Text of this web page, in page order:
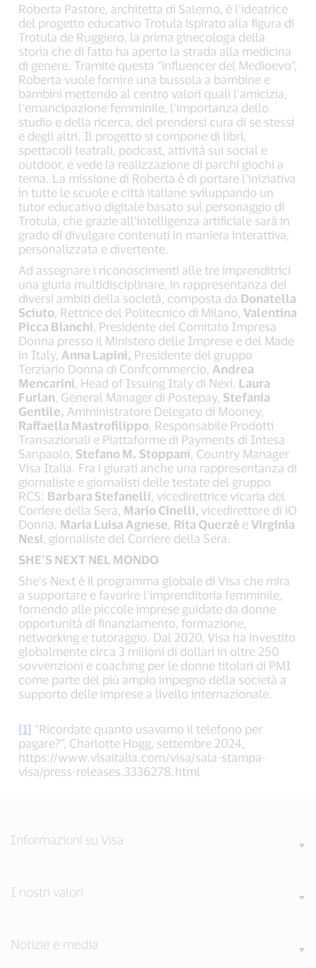
Roberta Pastore, architetta di Salerno, è l’ideatrice
del progetto educativo Trotula ispirato alla figura di
Trotula de Ruggiero, la prima ginecologa della
storia che di fatto ha aperto la strada alla medicina
di genere. Tramite questa “influencer del Medioevo”,
Roberta vuole fornire una bussola a bambine e
bambini mettendo al centro valori quali l’amicizia,
l’emancipazione femminile, l’importanza dello
studio e della ricerca, del prendersi cura di se stessi
e degli altri. Il progetto si compone di libri,
spettacoli teatrali, podcast, attività sui social e
outdoor, e vede la realizzazione di parchi giochi a
tema. La missione di Roberta è di portare l’iniziativa
in tutte le scuole e città italiane sviluppando un
tutor educativo digitale basato sul personaggio di
Trotula, che grazie all’intelligenza artificiale sarà in
grado di divulgare contenuti in maniera interattiva,
personalizzata e divertente.
Ad assegnare i riconoscimenti alle tre imprenditrici
una giuria multidisciplinare, in rappresentanza dei
diversi ambiti della società, composta da Donatella
Sciuto , Rettrice del Politecnico di Milano,Valentina
Picca Bianchi , Presidente del Comitato Impresa
Donna presso il Ministero delle Imprese e del Made
in Italy, Anna Lapini, Presidente del gruppo
Terziario Donna di Confcommercio, Andrea
Mencarini , Head of Issuing Italy di Nexi, Laura
Furlan , General Manager di Postepay, Stefania
Gentile, Amministratore Delegato di Mooney,
Raffaella Mastrofilippo , Responsabile Prodotti
Transazionali e Piattaforme di Payments di Intesa
Sanpaolo, Stefano M. Stoppani , Country Manager
Visa Italia. Fra i giurati anche una rappresentanza di
giornaliste e giornalisti delle testate del gruppo
RCS: Barbara Stefanelli , vicedirettrice vicaria del
Corriere della Sera, Mario Cinelli, vicedirettore di iO
Donna, Maria Luisa Agnese Rita Querzè eVirginia
Nesi , giornaliste del Corriere della Sera.
SHE’S NEXT NEL MONDO
She’s Next è il programma globale di Visa che mira
a supportare e favorire l’imprenditoria femminile,
fornendo alle piccole imprese guidate da donne
opportunità di finanziamento, formazione,
networking e tutoraggio. Dal 2020, Visa ha investito
globalmente circa 3 milioni di dollari in oltre 250
sovvenzioni e coaching per le donne titolari di PMI
come parte del più ampio impegno della società a
supporto delle imprese a livello internazionale.
[1] “Ricordate quanto usavamo il telefono per
pagare?”, Charlotte Hogg, settembre 2024,
https://www.visaitalia.com/visa/sala-stampa-
visa/press-releases.3336278.html
Informazioni su Visa
I nostri valori
Notizie e media